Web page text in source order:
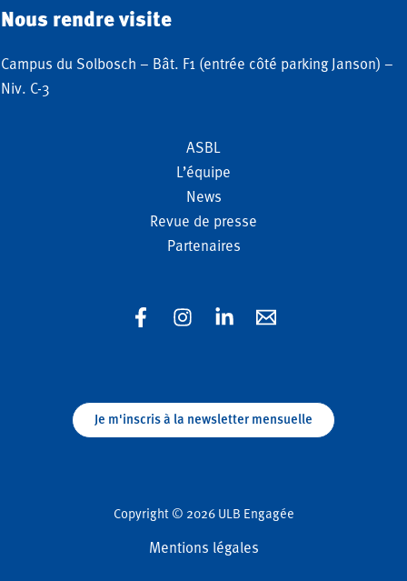
Nous rendre visite
Campus du Solbosch – Bât. F1 (entrée côté parking Janson) –
Niv. C-3
ASBL
L’équipe
News
Revue de presse
Partenaires
Je m'inscris à la newsletter mensuelle
Copyright © 2026 ULB Engagée
Mentions légales